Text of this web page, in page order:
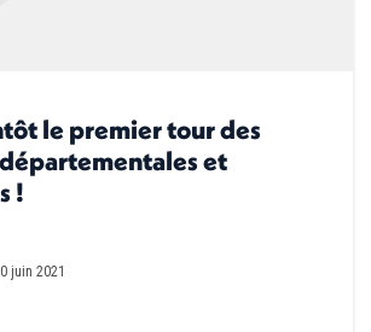
le premier tour des
et
!
juin 2021